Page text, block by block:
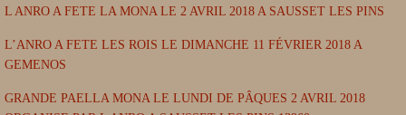
L ANRO A FETE LA MONA LE 2 AVRIL 2018 A SAUSSET LES PINS
L’ANRO A FETE LES ROIS LE DIMANCHE 11 FÉVRIER 2018 A
GEMENOS
GRANDE PAELLA MONA LE LUNDI DE PÂQUES 2 AVRIL 2018